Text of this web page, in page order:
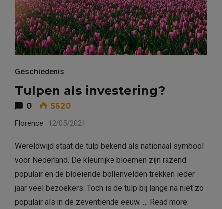
Geschiedenis
Tulpen als investering?
0 5620
Florence 12/05/2021
Wereldwijd staat de tulp bekend als nationaal symbool
voor Nederland. De kleurrijke bloemen zijn razend
populair en de bloeiende bollenvelden trekken ieder
jaar veel bezoekers. Toch is de tulp bij lange na niet zo
populair als in de zeventiende eeuw. … Read more